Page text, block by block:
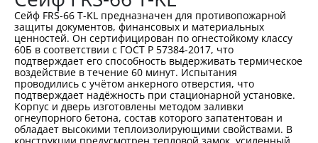
Сейф FRS-66 T-KL предназначен для противопожарной
защиты документов, финансовых и материальных
ценностей. Он сертифицирован по огнестойкому классу
60Б в соответствии с ГОСТ Р 57384-2017, что
подтверждает его способность выдерживать термическое
воздействие в течение 60 минут. Испытания
проводились с учётом анкерного отверстия, что
подтверждает надёжность при стационарной установке.
Корпус и дверь изготовлены методом заливки
огнеупорного бетона, состав которого запатентован и
обладает высокими теплоизолирующими свойствами. В